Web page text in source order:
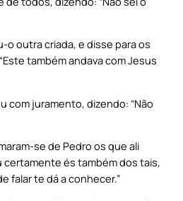
o outra criada, e disse para os
também andava com Jesus
com juramento, dizendo: “Não
se de Pedro os que ali
certamente és também dos tais,
falar te dá a conhecer.”